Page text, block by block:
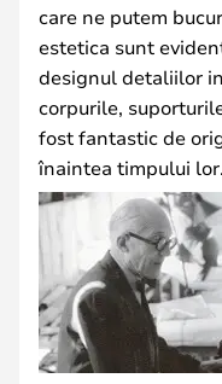
care ne putem
estetica sunt
designul detaliilor
corpurile,
fost fantastic de
înaintea timpului lor.